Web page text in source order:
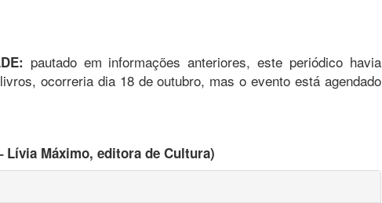
pautado em informações anteriores, este periódico havia
ocorreria dia 18 de outubro, mas o evento está agendado
Máximo, editora de Cultura)